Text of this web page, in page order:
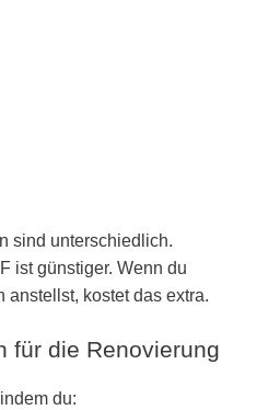
sind unterschiedlich.
ist günstiger. Wenn du
anstellst, kostet das extra.
für die Renovierung
du: